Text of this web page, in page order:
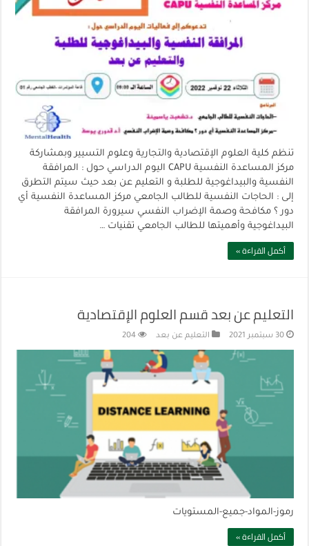
تنظم كلية العلوم الإقتصادية والتجارية وعلوم التسيير وبمشاركة
مركز المساعدة النفسية CAPU اليوم الدراسي حول : المرافقة
النفسية والبيداغوجية للطلبة و التعليم عن بعد حيث سيتم التطرق
إلى : الحاجات النفسية للطالب الجامعي مركز المساعدة النفسية أي
دور ؟ مكافحة وصمة الإضراب النفسي سيرورة المرافقة
البيداغوجية وأهميتها للطالب الجامعي تقنيات …
أكمل القراءة »
التعليم عن بعد قسم العلوم الإقتصادية
30 سبتمبر 2021 التعليم عن بعد 204
رموز-المواد-جميع-المستويات
أكمل القراءة »